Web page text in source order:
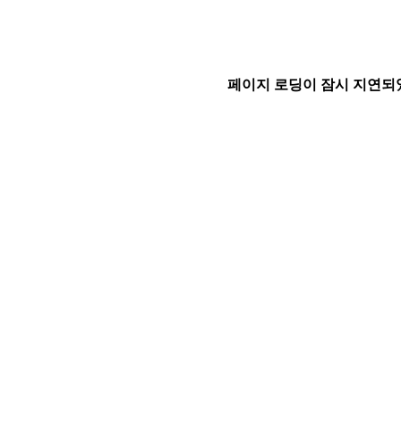
페이지 로딩이 잠시 지연